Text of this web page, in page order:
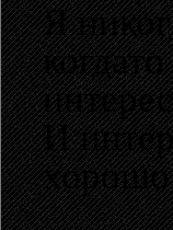
Я
И
хорошо